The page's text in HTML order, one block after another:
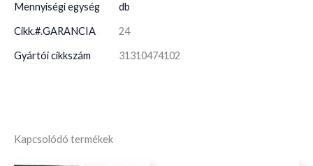
Mennyiségi egység db
Cikk.#.GARANCIA 24
Gyártói cikkszám 31310474102
Kapcsolódó termékek